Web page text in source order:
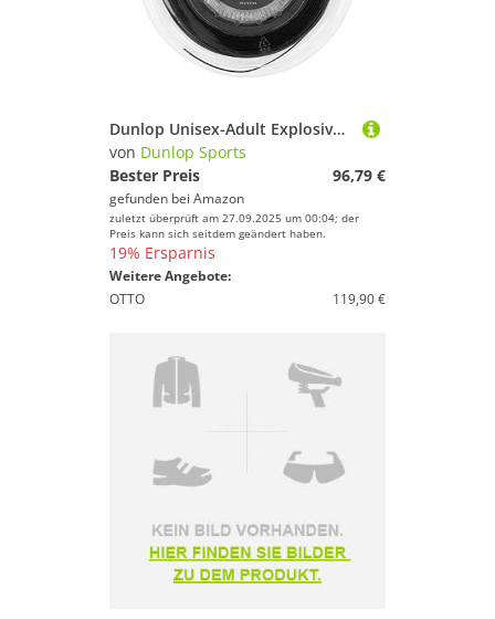
Dunlop Unisex-Adult Explosive Speed Tennis Racket String, Black, One Size
von Dunlop Sports
Bester Preis
96,79 €
gefunden bei Amazon
zuletzt überprüft am 27.09.2025 um 00:04; der
Preis kann sich seitdem geändert haben.
19% Ersparnis
Weitere Angebote:
OTTO
119,90 €